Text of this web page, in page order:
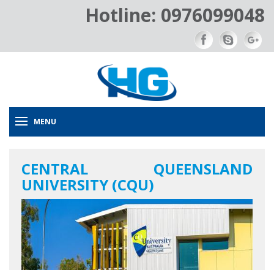
Hotline: 0976099048
MENU
CENTRAL QUEENSLAND
UNIVERSITY (CQU)